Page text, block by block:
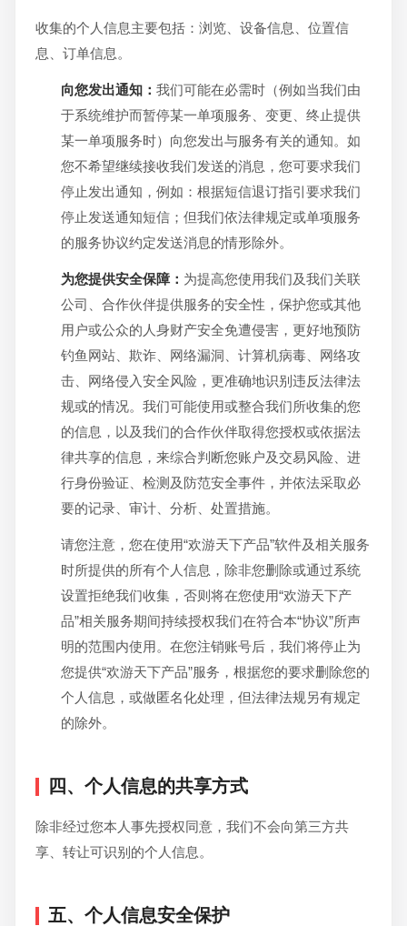
收集的个人信息主要包括：浏览、设备信息、位置信
息、订单信息。
向您发出通知： 我们可能在必需时（例如当我们由
于系统维护而暂停某一单项服务、变更、终止提供
某一单项服务时）向您发出与服务有关的通知。如
您不希望继续接收我们发送的消息，您可要求我们
停止发出通知，例如：根据短信退订指引要求我们
停止发送通知短信；但我们依法律规定或单项服务
的服务协议约定发送消息的情形除外。
为您提供安全保障： 为提高您使用我们及我们关联
公司、合作伙伴提供服务的安全性，保护您或其他
用户或公众的人身财产安全免遭侵害，更好地预防
钓鱼网站、欺诈、网络漏洞、计算机病毒、网络攻
击、网络侵入安全风险，更准确地识别违反法律法
规或的情况。我们可能使用或整合我们所收集的您
的信息，以及我们的合作伙伴取得您授权或依据法
律共享的信息，来综合判断您账户及交易风险、进
行身份验证、检测及防范安全事件，并依法采取必
要的记录、审计、分析、处置措施。
请您注意，您在使用“欢游天下产品”软件及相关服务
时所提供的所有个人信息，除非您删除或通过系统
设置拒绝我们收集，否则将在您使用“欢游天下产
品”相关服务期间持续授权我们在符合本“协议”所声
明的范围内使用。在您注销账号后，我们将停止为
您提供“欢游天下产品”服务，根据您的要求删除您的
个人信息，或做匿名化处理，但法律法规另有规定
的除外。
四、个人信息的共享方式
除非经过您本人事先授权同意，我们不会向第三方共
享、转让可识别的个人信息。
五、个人信息安全保护